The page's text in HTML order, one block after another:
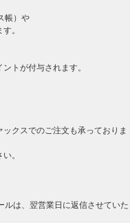
帳）や
。
トが付与されます。
クスでのご注文も承っておりま
。
は、翌営業日に返信させていた